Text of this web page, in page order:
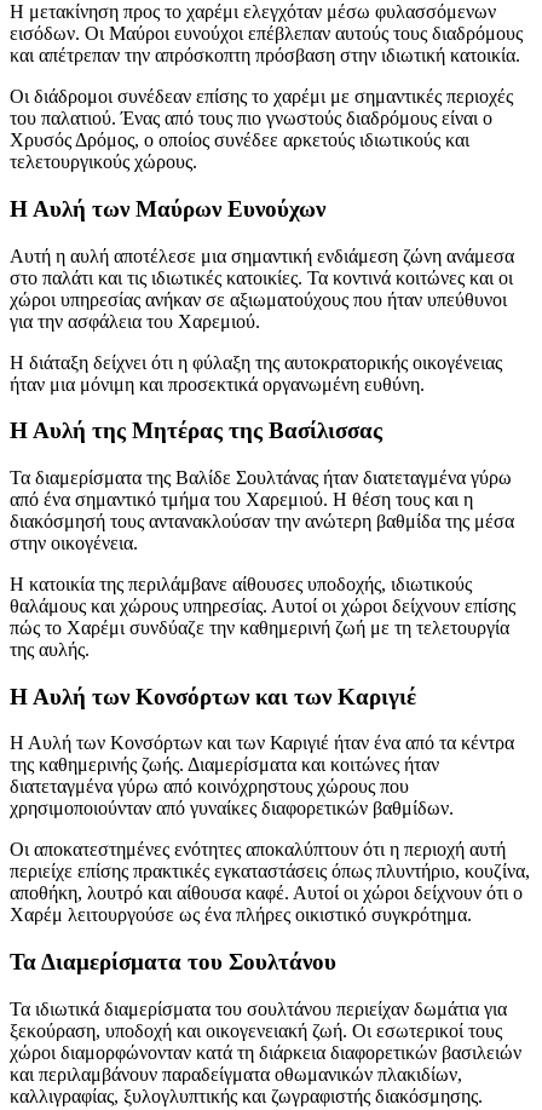
Η μετακίνηση προς το χαρέμι ελεγχόταν μέσω φυλασσόμενων
εισόδων. Οι Μαύροι ευνούχοι επέβλεπαν αυτούς τους διαδρόμους
και απέτρεπαν την απρόσκοπτη πρόσβαση στην ιδιωτική κατοικία.
Οι διάδρομοι συνέδεαν επίσης το χαρέμι με σημαντικές περιοχές
του παλατιού. Ένας από τους πιο γνωστούς διαδρόμους είναι ο
Χρυσός Δρόμος, ο οποίος συνέδεε αρκετούς ιδιωτικούς και
τελετουργικούς χώρους.
Η Αυλή των Μαύρων Ευνούχων
Αυτή η αυλή αποτέλεσε μια σημαντική ενδιάμεση ζώνη ανάμεσα
στο παλάτι και τις ιδιωτικές κατοικίες. Τα κοντινά κοιτώνες και οι
χώροι υπηρεσίας ανήκαν σε αξιωματούχους που ήταν υπεύθυνοι
για την ασφάλεια του Χαρεμιού.
Η διάταξη δείχνει ότι η φύλαξη της αυτοκρατορικής οικογένειας
ήταν μια μόνιμη και προσεκτικά οργανωμένη ευθύνη.
Η Αυλή της Μητέρας της Βασίλισσας
Τα διαμερίσματα της Βαλίδε Σουλτάνας ήταν διατεταγμένα γύρω
από ένα σημαντικό τμήμα του Χαρεμιού. Η θέση τους και η
διακόσμησή τους αντανακλούσαν την ανώτερη βαθμίδα της μέσα
στην οικογένεια.
Η κατοικία της περιλάμβανε αίθουσες υποδοχής, ιδιωτικούς
θαλάμους και χώρους υπηρεσίας. Αυτοί οι χώροι δείχνουν επίσης
πώς το Χαρέμι συνδύαζε την καθημερινή ζωή με τη τελετουργία
της αυλής.
Η Αυλή των Κονσόρτων και των Καριγιέ
Η Αυλή των Κονσόρτων και των Καριγιέ ήταν ένα από τα κέντρα
της καθημερινής ζωής. Διαμερίσματα και κοιτώνες ήταν
διατεταγμένα γύρω από κοινόχρηστους χώρους που
χρησιμοποιούνταν από γυναίκες διαφορετικών βαθμίδων.
Οι αποκατεστημένες ενότητες αποκαλύπτουν ότι η περιοχή αυτή
περιείχε επίσης πρακτικές εγκαταστάσεις όπως πλυντήριο, κουζίνα,
αποθήκη, λουτρό και αίθουσα καφέ. Αυτοί οι χώροι δείχνουν ότι ο
Χαρέμ λειτουργούσε ως ένα πλήρες οικιστικό συγκρότημα.
Τα Διαμερίσματα του Σουλτάνου
Τα ιδιωτικά διαμερίσματα του σουλτάνου περιείχαν δωμάτια για
ξεκούραση, υποδοχή και οικογενειακή ζωή. Οι εσωτερικοί τους
χώροι διαμορφώνονταν κατά τη διάρκεια διαφορετικών βασιλειών
και περιλαμβάνουν παραδείγματα οθωμανικών πλακιδίων,
καλλιγραφίας, ξυλογλυπτικής και ζωγραφιστής διακόσμησης.